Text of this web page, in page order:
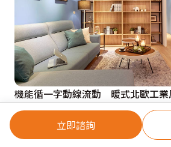
立即諮詢
機能循一字動線流動 暖式北歐工業